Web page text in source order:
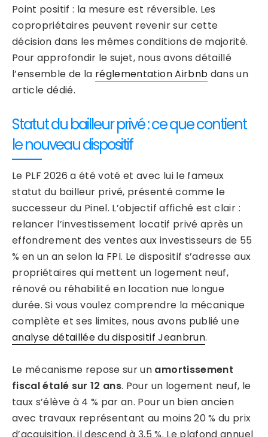
Point positif : la mesure est réversible. Les
copropriétaires peuvent revenir sur cette
décision dans les mêmes conditions de majorité.
Pour approfondir le sujet, nous avons détaillé
l’ensemble de la réglementation Airbnb dans un
article dédié.
Statut du bailleur privé : ce que contient
le nouveau dispositif
Le PLF 2026 a été voté et avec lui le fameux
statut du bailleur privé, présenté comme le
successeur du Pinel. L’objectif affiché est clair :
relancer l’investissement locatif privé après un
effondrement des ventes aux investisseurs de 55
% en un an selon la FPI. Le dispositif s’adresse aux
propriétaires qui mettent un logement neuf,
rénové ou réhabilité en location nue longue
durée. Si vous voulez comprendre la mécanique
complète et ses limites, nous avons publié une
analyse détaillée du dispositif Jeanbrun.
Le mécanisme repose sur un amortissement
fiscal étalé sur 12 ans. Pour un logement neuf, le
taux s’élève à 4 % par an. Pour un bien ancien
avec travaux représentant au moins 20 % du prix